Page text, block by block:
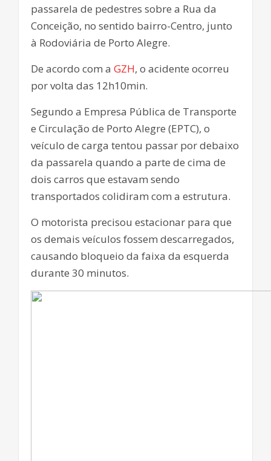
passarela de pedestres sobre a Rua da
Conceição, no sentido bairro-Centro, junto
à Rodoviária de Porto Alegre.
De acordo com a GZH, o acidente ocorreu
por volta das 12h10min.
Segundo a Empresa Pública de Transporte
e Circulação de Porto Alegre (EPTC), o
veículo de carga tentou passar por debaixo
da passarela quando a parte de cima de
dois carros que estavam sendo
transportados colidiram com a estrutura.
O motorista precisou estacionar para que
os demais veículos fossem descarregados,
causando bloqueio da faixa da esquerda
durante 30 minutos.